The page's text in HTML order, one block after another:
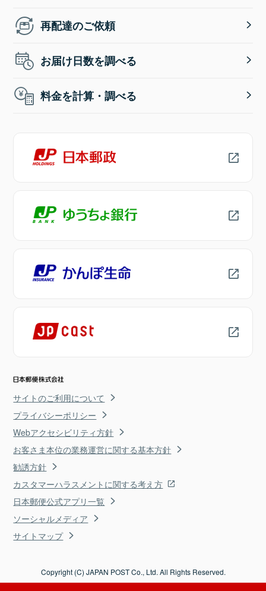
再配達のご依頼
お届け日数を調べる
料金を計算・調べる
サイトのご利用について
プライバシーポリシー
Webアクセシビリティ方針
お客さま本位の業務運営に関する基本方針
勧誘方針
カスタマーハラスメントに関する考え方
日本郵便公式アプリ一覧
ソーシャルメディア
サイトマップ
Copyright (C) JAPAN POST Co., Ltd. All Rights Reserved.